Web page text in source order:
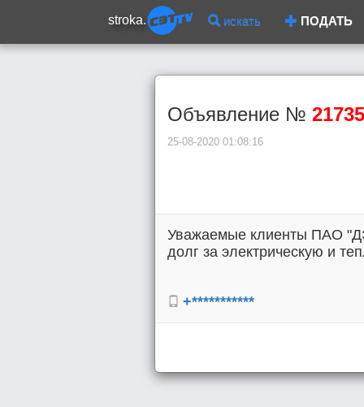
stroka. искать ПОДАТЬ
Объявление № 21735
25-08-2020 01:08:16
Уважаемые клиенты ПАО
долг за электрическую и
+***********